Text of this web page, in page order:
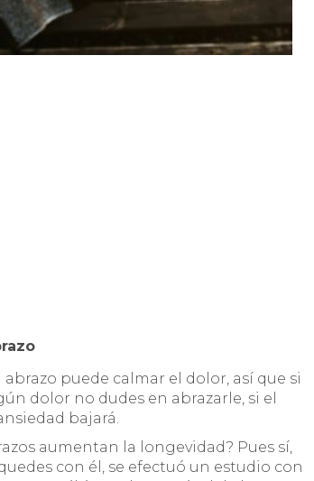
puede calmar el dolor, así que si
dolor no dudes en abrazarle, si el
bajará.
aumentan la longevidad? Pues sí,
con él, se efectuó un estudio con